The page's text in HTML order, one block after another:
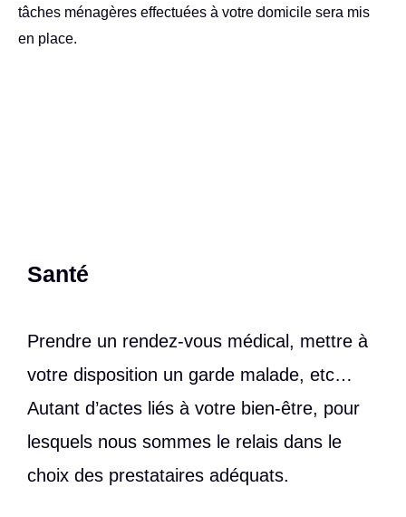
tâches ménagères effectuées à votre domicile sera mis
en place.
Santé
Prendre un rendez-vous médical, mettre à
votre disposition un garde malade, etc…
Autant d’actes liés à votre bien-être, pour
lesquels nous sommes le relais dans le
choix des prestataires adéquats.